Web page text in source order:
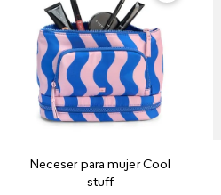
Neceser para mujer Cool
stuff